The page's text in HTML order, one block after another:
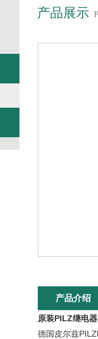
产品展示
产品介绍
原装PILZ继电
德国皮尔兹